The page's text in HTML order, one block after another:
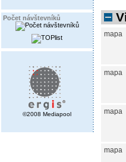
Počet návštevníků
©2008 Mediapool
mapa
mapa
mapa
mapa